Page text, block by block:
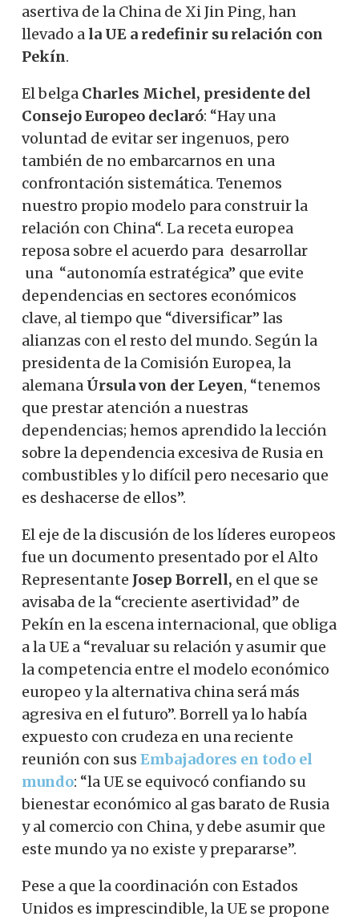
asertiva de la China de Xi Jin Ping, han
llevado a la UE a redefinir su relación con
Pekín.
El belga Charles Michel, presidente del
Consejo Europeo declaró: “Hay una
voluntad de evitar ser ingenuos, pero
también de no embarcarnos en una
confrontación sistemática. Tenemos
nuestro propio modelo para construir la
relación con China“. La receta europea
reposa sobre el acuerdo para desarrollar
una “autonomía estratégica” que evite
dependencias en sectores económicos
clave, al tiempo que “diversificar” las
alianzas con el resto del mundo. Según la
presidenta de la Comisión Europea, la
alemana Úrsula von der Leyen, “tenemos
que prestar atención a nuestras
dependencias; hemos aprendido la lección
sobre la dependencia excesiva de Rusia en
combustibles y lo difícil pero necesario que
es deshacerse de ellos”.
El eje de la discusión de los líderes europeos
fue un documento presentado por el Alto
Representante Josep Borrell, en el que se
avisaba de la “creciente asertividad” de
Pekín en la escena internacional, que obliga
a la UE a “revaluar su relación y asumir que
la competencia entre el modelo económico
europeo y la alternativa china será más
agresiva en el futuro”. Borrell ya lo había
expuesto con crudeza en una reciente
reunión con sus Embajadores en todo el
mundo: “la UE se equivocó confiando su
bienestar económico al gas barato de Rusia
y al comercio con China, y debe asumir que
este mundo ya no existe y prepararse”.
Pese a que la coordinación con Estados
Unidos es imprescindible, la UE se propone